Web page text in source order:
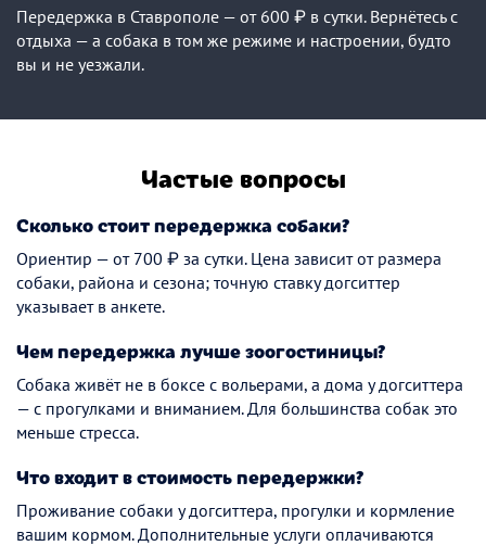
Передержка в Ставрополе — от 600 ₽ в сутки. Вернётесь с
отдыха — а собака в том же режиме и настроении, будто
вы и не уезжали.
Частые вопросы
Сколько стоит передержка собаки?
Ориентир — от 700 ₽ за сутки. Цена зависит от размера
собаки, района и сезона; точную ставку догситтер
указывает в анкете.
Чем передержка лучше зоогостиницы?
Собака живёт не в боксе с вольерами, а дома у догситтера
— с прогулками и вниманием. Для большинства собак это
меньше стресса.
Что входит в стоимость передержки?
Проживание собаки у догситтера, прогулки и кормление
вашим кормом. Дополнительные услуги оплачиваются